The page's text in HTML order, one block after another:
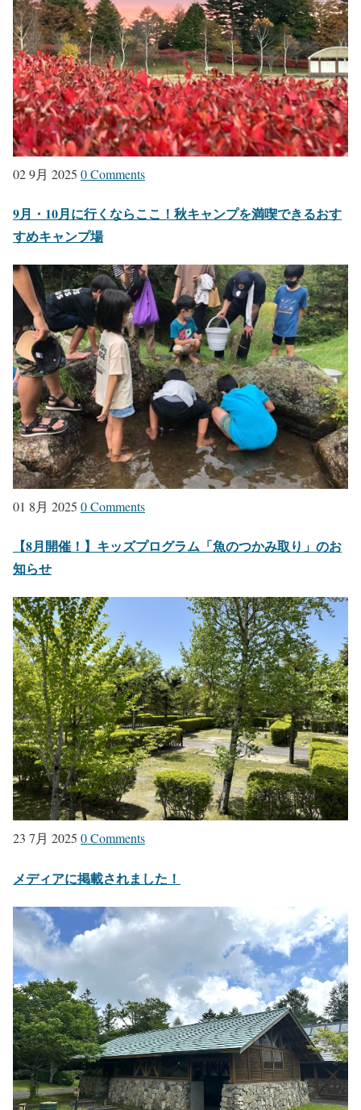
02 9月 2025 0 Comments
9月・10月に行くならここ！秋キャンプを満喫できるおす
すめキャンプ場
01 8月 2025 0 Comments
【8月開催！】キッズプログラム「魚のつかみ取り」のお
知らせ
23 7月 2025 0 Comments
メディアに掲載されました！